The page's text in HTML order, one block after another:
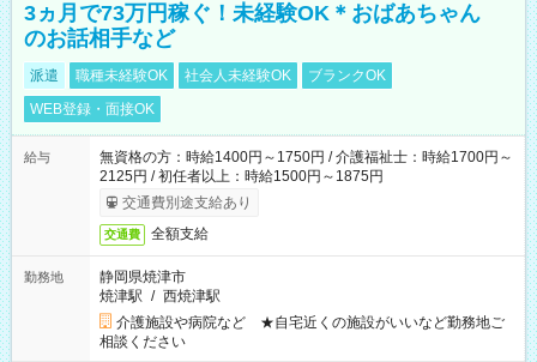
3ヵ月で73万円稼ぐ！未経験OK＊おばあちゃん
のお話相手など
派遣 職種未経験OK 社会人未経験OK
ブランクOK
WEB登録・面接OK
給与
無資格の方：時給1400円～1750円 / 介護福祉士：時給1700円～
2125円 / 初任者以上：時給1500円～1875円
交通費別途支給あり
交通費 全額支給
勤務地
静岡県焼津市
焼津駅 / 西焼津駅
介護施設や病院など ★自宅近くの施設がいいなど勤務地ご
相談ください